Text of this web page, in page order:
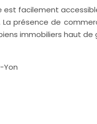
est facilement
présence de
immobiliers haut de
Yon